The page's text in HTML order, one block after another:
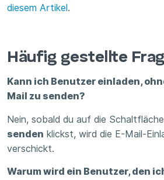
diesem Artikel.
Häufig gestellte
Kann ich Benutzer einladen,
Mail zu senden?
Nein, sobald du auf die Schaltfläche
senden klickst, wird die E-Mail-
verschickt.
Warum wird ein Benutzer, den